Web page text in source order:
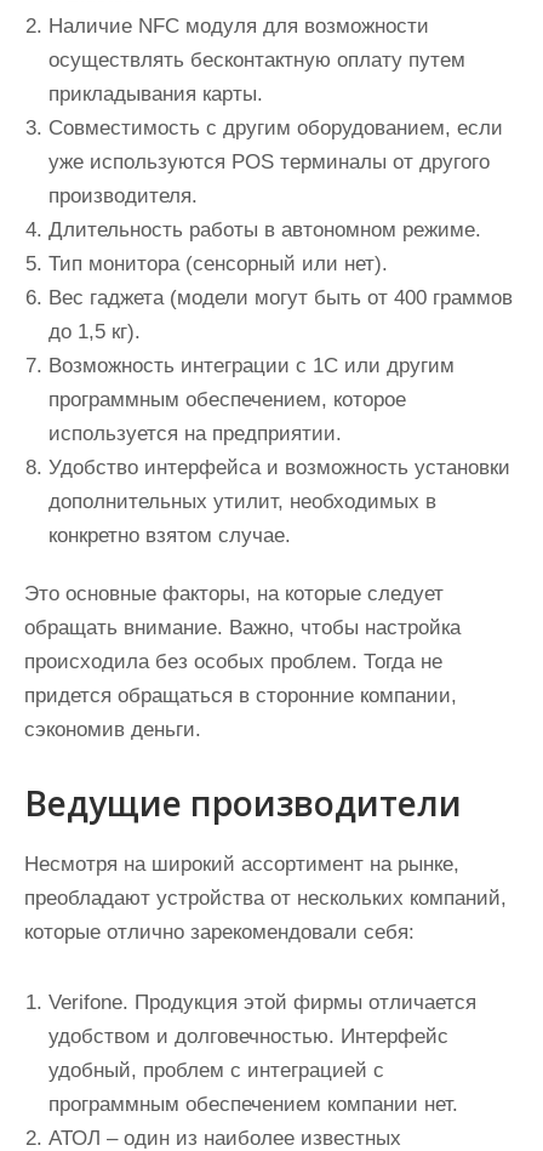
Наличие NFC модуля для возможности
осуществлять бесконтактную оплату путем
прикладывания карты.
Совместимость с другим оборудованием, если
уже используются POS терминалы от другого
производителя.
Длительность работы в автономном режиме.
Тип монитора (сенсорный или нет).
Вес гаджета (модели могут быть от 400 граммов
до 1,5 кг).
Возможность интеграции с 1С или другим
программным обеспечением, которое
используется на предприятии.
Удобство интерфейса и возможность установки
дополнительных утилит, необходимых в
конкретно взятом случае.
Это основные факторы, на которые следует
обращать внимание. Важно, чтобы настройка
происходила без особых проблем. Тогда не
придется обращаться в сторонние компании,
сэкономив деньги.
Ведущие производители
Несмотря на широкий ассортимент на рынке,
преобладают устройства от нескольких компаний,
которые отлично зарекомендовали себя:
Verifone. Продукция этой фирмы отличается
удобством и долговечностью. Интерфейс
удобный, проблем с интеграцией с
программным обеспечением компании нет.
АТОЛ – один из наиболее известных